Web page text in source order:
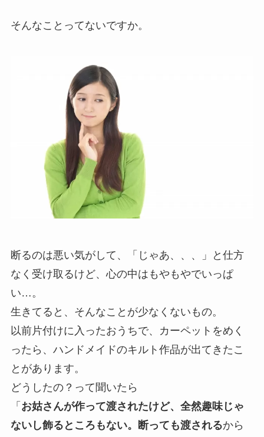
そんなことってないですか。
断るのは悪い気がして、「じゃあ、、、」と仕方
なく受け取るけど、心の中はもやもやでいっぱ
い…。
生きてると、そんなことが少なくないもの。
以前片付けに入ったおうちで、カーペットをめく
ったら、ハンドメイドのキルト作品が出てきたこ
とがあります。
どうしたの？って聞いたら
「 お姑さんが作って渡されたけど、全然趣味じゃ
ないし飾るところもない。断っても渡されるから